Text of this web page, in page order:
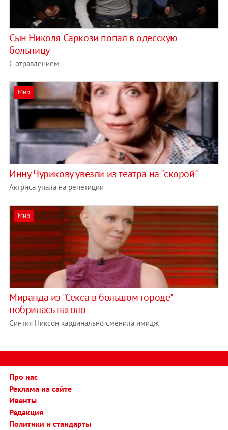
Сын Николя Саркози попал в одесскую
больницу
С отравлением
Мир
Инну Чурикову увезли из театра на "скорой"
Актриса упала на репетиции
Мир
Миранда из "Секса в большом городе"
побрилась наголо
Синтия Никсон кардинально сменила имидж
Про нас
Реклама на сайте
Ивенты
Редакция
Политики и стандарты